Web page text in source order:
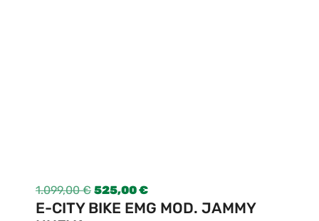
1.099,00€ 525,00€
E-CITY BIKE EMG MOD. JAMMY